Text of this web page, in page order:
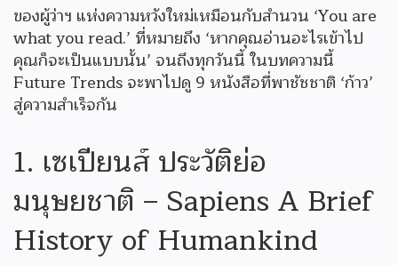
ของผู้ว่าฯ แห่งความหวังใหม่เหมือนกับสำนวน ‘You are
what you read.’ ที่หมายถึง ‘หากคุณอ่านอะไรเข้าไป
คุณก็จะเป็นแบบนั้น’ จนถึงทุกวันนี้ ในบทความนี้
Future Trends จะพาไปดู 9 หนังสือที่พาชัชชาติ ‘ก้าว’
สู่ความสำเร็จกัน
1. เซเปียนส์ ประวัติย่อ
มนุษยชาติ – Sapiens A Brief
History of Humankind